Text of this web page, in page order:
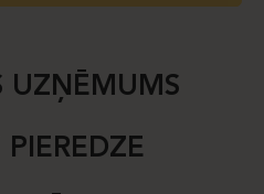
UZŅĒMUMS